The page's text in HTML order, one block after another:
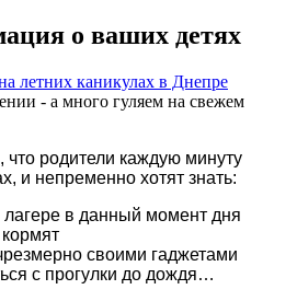
о ваших детях
- а много гуляем на свежем
родители каждую минуту
и непременно хотят знать:
в данный момент дня
своими гаджетами
с прогулки до дождя…